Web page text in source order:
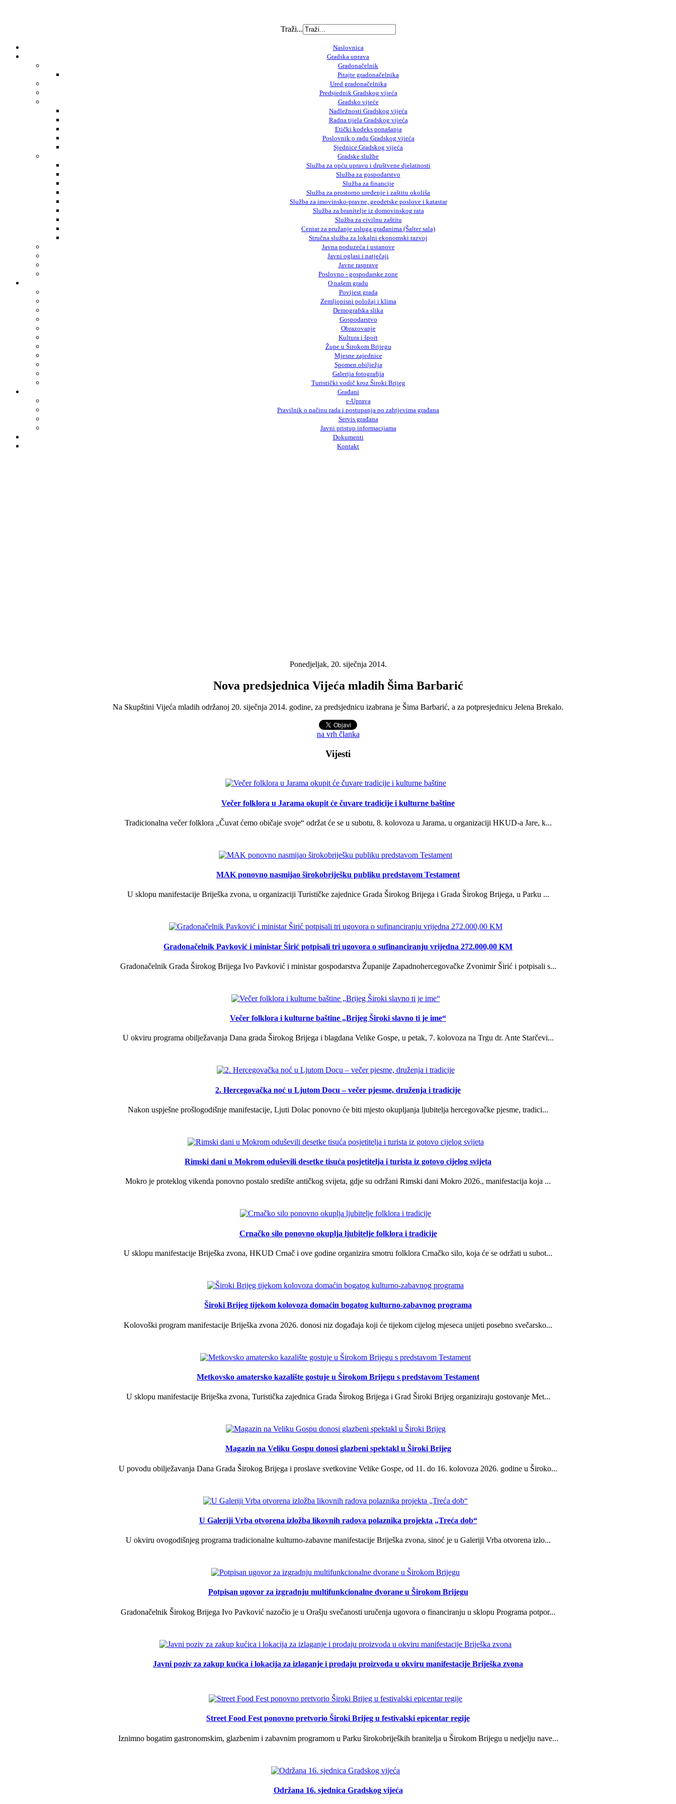
Traži...
Naslovnica
Gradska uprava
Gradonačelnik
Pitajte gradonačelnika
Ured gradonačelnika
Predsjednik Gradskog vijeća
Gradsko vijeće
Nadležnosti Gradskog vijeća
Radna tijela Gradskog vijeća
Etički kodeks ponašanja
Poslovnik o radu Gradskog vijeća
Sjednice Gradskog vijeća
Gradske službe
Služba za opću upravu i društvene djelatnosti
Služba za gospodarstvo
Služba za financije
Služba za prostorno uređenje i zaštitu okoliša
Služba za imovinsko-pravne, geodetske poslove i katastar
Služba za branitelje iz domovinskog rata
Služba za civilnu zaštitu
Centar za pružanje usluga građanima (Šalter sala)
Stručna služba za lokalni ekonomski razvoj
Javna poduzeća i ustanove
Javni oglasi i natječaji
Javne rasprave
Poslovno - gospodarske zone
O našem gradu
Povijest grada
Zemljopisni položaj i klima
Demografska slika
Gospodarstvo
Obrazovanje
Kultura i šport
Župe u Širokom Brijegu
Mjesne zajednice
Spomen obilježja
Galerija fotografija
Turistički vodič kroz Široki Brijeg
Građani
e-Uprava
Pravilnik o načinu rada i postupanja po zahtjevima građana
Servis građana
Javni pristup informacijama
Dokumenti
Kontakt
Ponedjeljak, 20. siječnja 2014.
Nova predsjednica Vijeća mladih Šima Barbarić
Na Skupštini Vijeća mladih održanoj 20. siječnja 2014. godine, za predsjednicu izabrana je Šima Barbarić, a za potpresjednicu Jelena Brekalo.
na vrh članka
Vijesti
Večer folklora u Jarama okupit će čuvare tradicije i kulturne baštine
Tradicionalna večer folklora „Čuvat ćemo običaje svoje“ održat će se u subotu, 8. kolovoza u Jarama, u organizaciji HKUD-a Jare, k...
MAK ponovno nasmijao širokobriješku publiku predstavom Testament
U sklopu manifestacije Briješka zvona, u organizaciji Turističke zajednice Grada Širokog Brijega i Grada Širokog Brijega, u Parku ...
Gradonačelnik Pavković i ministar Širić potpisali tri ugovora o sufinanciranju vrijedna 272.000,00 KM
Gradonačelnik Grada Širokog Brijega Ivo Pavković i ministar gospodarstva Županije Zapadnohercegovačke Zvonimir Širić i potpisali s...
Večer folklora i kulturne baštine „Brijeg Široki slavno ti je ime“
U okviru programa obilježavanja Dana grada Širokog Brijega i blagdana Velike Gospe, u petak, 7. kolovoza na Trgu dr. Ante Starčevi...
2. Hercegovačka noć u Ljutom Docu – večer pjesme, druženja i tradicije
Nakon uspješne prošlogodišnje manifestacije, Ljuti Dolac ponovno će biti mjesto okupljanja ljubitelja hercegovačke pjesme, tradici...
Rimski dani u Mokrom oduševili desetke tisuća posjetitelja i turista iz gotovo cijelog svijeta
Mokro je proteklog vikenda ponovno postalo središte antičkog svijeta, gdje su održani Rimski dani Mokro 2026., manifestacija koja ...
Crnačko silo ponovno okuplja ljubitelje folklora i tradicije
U sklopu manifestacije Briješka zvona, HKUD Crnač i ove godine organizira smotru folklora Crnačko silo, koja će se održati u subot...
Široki Brijeg tijekom kolovoza domaćin bogatog kulturno-zabavnog programa
Kolovoški program manifestacije Briješka zvona 2026. donosi niz događaja koji će tijekom cijelog mjeseca unijeti posebno svečarsko...
Metkovsko amatersko kazalište gostuje u Širokom Brijegu s predstavom Testament
U sklopu manifestacije Briješka zvona, Turistička zajednica Grada Širokog Brijega i Grad Široki Brijeg organiziraju gostovanje Met...
Magazin na Veliku Gospu donosi glazbeni spektakl u Široki Brijeg
U povodu obilježavanja Dana Grada Širokog Brijega i proslave svetkovine Velike Gospe, od 11. do 16. kolovoza 2026. godine u Široko...
U Galeriji Vrba otvorena izložba likovnih radova polaznika projekta „Treća dob“
U okviru ovogodišnjeg programa tradicionalne kulturno-zabavne manifestacije Briješka zvona, sinoć je u Galeriji Vrba otvorena izlo...
Potpisan ugovor za izgradnju multifunkcionalne dvorane u Širokom Brijegu
Gradonačelnik Širokog Brijega Ivo Pavković nazočio je u Orašju svečanosti uručenja ugovora o financiranju u sklopu Programa potpor...
Javni poziv za zakup kućica i lokacija za izlaganje i prodaju proizvoda u okviru manifestacije Briješka zvona
Street Food Fest ponovno pretvorio Široki Brijeg u festivalski epicentar regije
Iznimno bogatim gastronomskim, glazbenim i zabavnim programom u Parku širokobrijeških branitelja u Širokom Brijegu u nedjelju nave...
Održana 16. sjednica Gradskog vijeća